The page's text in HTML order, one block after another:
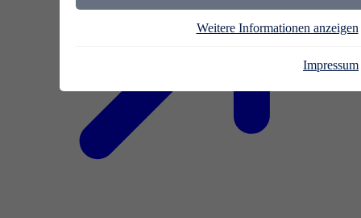
Weitere Informationen anzeigen
Impressum